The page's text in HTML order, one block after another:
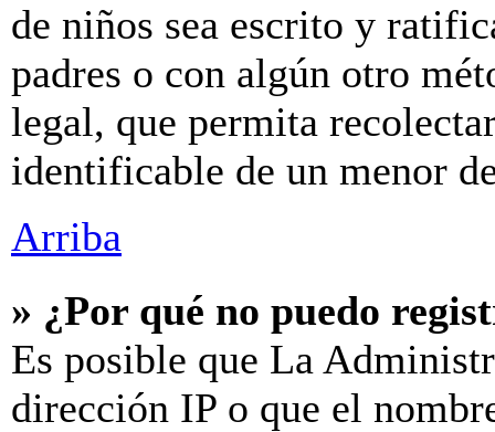
de niños sea escrito y
padres o con algún otro
legal, que permita
identificable de un menor
Arriba
» ¿Por qué no puedo
Es posible que La
dirección IP o que el